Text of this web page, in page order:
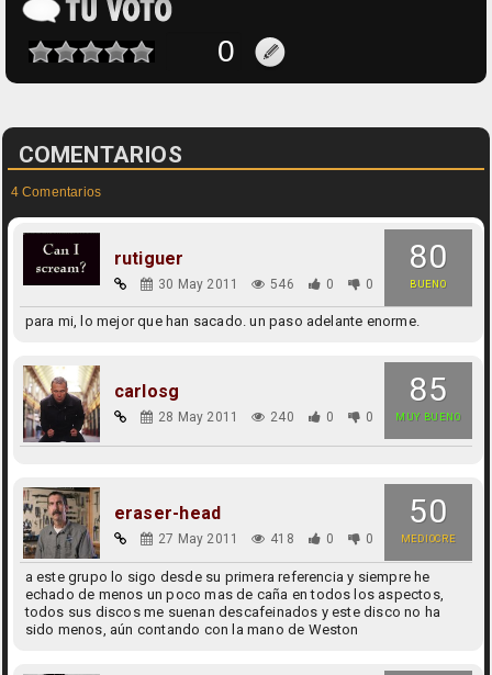
COMENTARIOS
4 Comentarios
80
BUENO
rutiguer
30 May 2011 546 0 0
para mi, lo mejor que han sacado. un paso adelante enorme.
85
MUY BUENO
carlosg
28 May 2011 240 0 0
50
MEDIOCRE
eraser-head
27 May 2011 418 0 0
a este grupo lo sigo desde su primera referencia y siempre he
echado de menos un poco mas de caña en todos los aspectos,
todos sus discos me suenan descafeinados y este disco no ha
sido menos, aún contando con la mano de Weston